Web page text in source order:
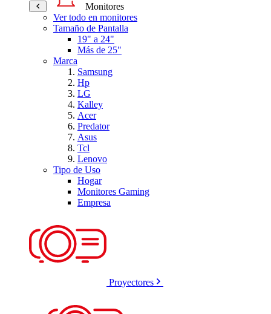
Monitores
Ver todo en monitores
Tamaño de Pantalla
19" a 24"
Más de 25"
Marca
Samsung
Hp
LG
Kalley
Acer
Predator
Asus
Tcl
Lenovo
Tipo de Uso
Hogar
Monitores Gaming
Empresa
Proyectores